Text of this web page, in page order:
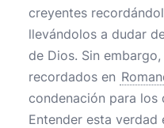
creyentes
llevándolos a dudar
de Dios. Sin
recordados en
condenación para los
Entender esta verdad